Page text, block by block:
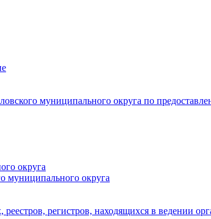
муниципального округа по
округа
муниципального округа
регистров, находящихся в ведении